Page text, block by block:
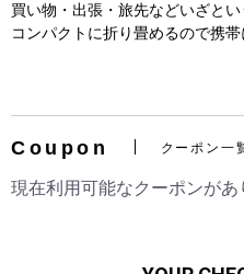
買い物・出張・旅先などいざとい
コンパクトに折り畳めるので携帯
Coupon クーポン一
現在利用可能なクーポンがあ